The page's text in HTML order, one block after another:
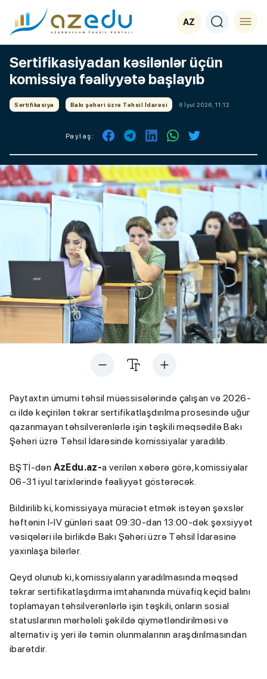
AZ
Sertifikasiyadan kəsilənlər üçün
komissiya fəaliyyətə başlayıb
Sertifikasiya Bakı şəhəri üzrə Təhsil İdarəsi 6 İyul 2026, 11:12
Paylaş:
Paytaxtın ümumi təhsil müəssisələrində çalışan və 2026-
cı ildə keçirilən təkrar sertifikatlaşdırılma prosesində uğur
qazanmayan təhsilverənlərlə işin təşkili məqsədilə Bakı
Şəhəri üzrə Təhsil İdarəsində komissiyalar yaradılıb.
BŞTİ-dən AzEdu.az-a verilən xəbərə görə, komissiyalar
06-31 iyul tarixlərində fəaliyyət göstərəcək.
Bildirilib ki, komissiyaya müraciət etmək istəyən şəxslər
həftənin I-IV günləri saat 09:30-dan 13:00-dək şəxsiyyət
vəsiqələri ilə birlikdə Bakı Şəhəri üzrə Təhsil İdarəsinə
yaxınlaşa bilərlər.
Qeyd olunub ki, komissiyaların yaradılmasında məqsəd
təkrar sertifikatlaşdırma imtahanında müvafiq keçid balını
toplamayan təhsilverənlərlə işin təşkili, onların sosial
statuslarının mərhələli şəkildə qiymətləndirilməsi və
alternativ iş yeri ilə təmin olunmalarının araşdırılmasından
ibarətdir.